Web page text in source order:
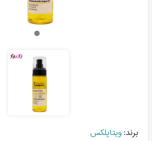
برند: ویتاپلکس